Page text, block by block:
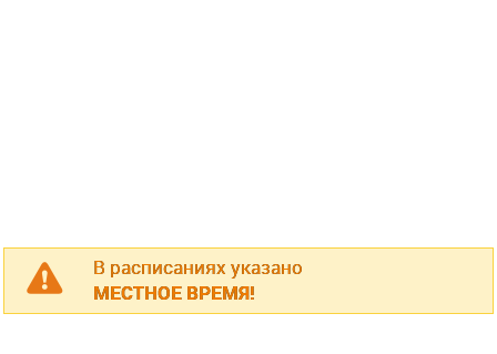
В расписаниях указано
МЕСТНОЕ ВРЕМЯ!